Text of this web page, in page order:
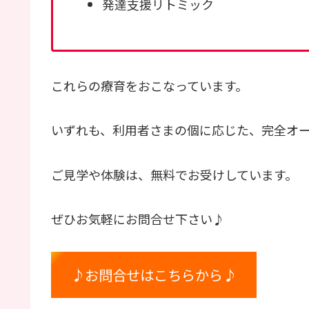
発達支援リトミック
これらの療育をおこなっています。
いずれも、利用者さまの個に応じた、完全オ
ご見学や体験は、無料でお受けしています。
ぜひお気軽にお問合せ下さい♪
♪お問合せはこちらから♪